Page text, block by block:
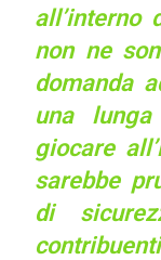
all’interno
non ne
domanda
una
giocare
sarebbe
di